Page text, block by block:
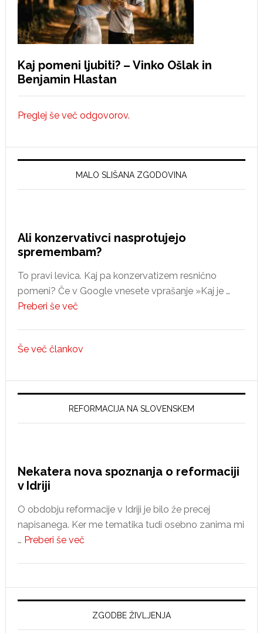
Kaj pomeni ljubiti? – Vinko Ošlak in
Benjamin Hlastan
Preglej še več odgovorov.
MALO SLIŠANA ZGODOVINA
Ali konzervativci nasprotujejo
spremembam?
To pravi levica. Kaj pa konzervatizem resnično
pomeni? Če v Google vnesete vprašanje »Kaj je …
Preberi še večabout
nasprotujejo
Še več člankov
REFORMACIJA NA SLOVENSKEM
Nekatera nova spoznanja o reformaciji
v Idriji
O obdobju reformacije v Idriji je bilo že precej
napisanega. Ker me tematika tudi osebno zanima mi
… Preberi še večabout
spoznanja
o
reformaciji
ZGODBE ŽIVLJENJA